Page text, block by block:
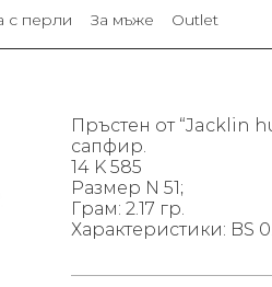
с перли За мъже Outlet
Пръстен от “Jacklin
сапфир.
14 K 585
Размер N 51;
Грам: 2.17 гр.
Характеристики: BS